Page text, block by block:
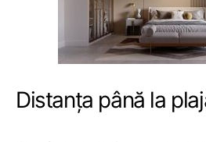
Distanța până la